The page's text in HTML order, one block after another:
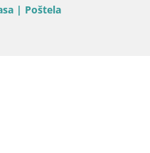
kamera Ruška